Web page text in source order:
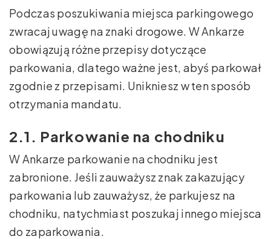
Podczas poszukiwania miejsca parkingowego
zwracaj uwagę na znaki drogowe. W Ankarze
obowiązują różne przepisy dotyczące
parkowania, dlatego ważne jest, abyś parkował
zgodnie z przepisami. Unikniesz w ten sposób
otrzymania mandatu.
2.1. Parkowanie na chodniku
W Ankarze parkowanie na chodniku jest
zabronione. Jeśli zauważysz znak zakazujący
parkowania lub zauważysz, że parkujesz na
chodniku, natychmiast poszukaj innego miejsca
do zaparkowania.